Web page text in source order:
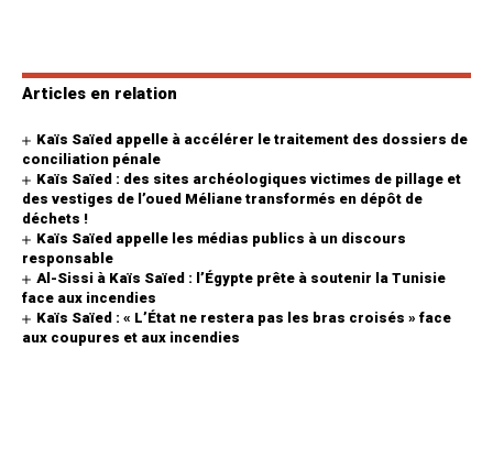
Articles en relation
Kaïs Saïed appelle à accélérer le traitement des dossiers de
conciliation pénale
Kaïs Saïed : des sites archéologiques victimes de pillage et
des vestiges de l’oued Méliane transformés en dépôt de
déchets !
Kaïs Saïed appelle les médias publics à un discours
responsable
Al-Sissi à Kaïs Saïed : l’Égypte prête à soutenir la Tunisie
face aux incendies
Kaïs Saïed : « L’État ne restera pas les bras croisés » face
aux coupures et aux incendies